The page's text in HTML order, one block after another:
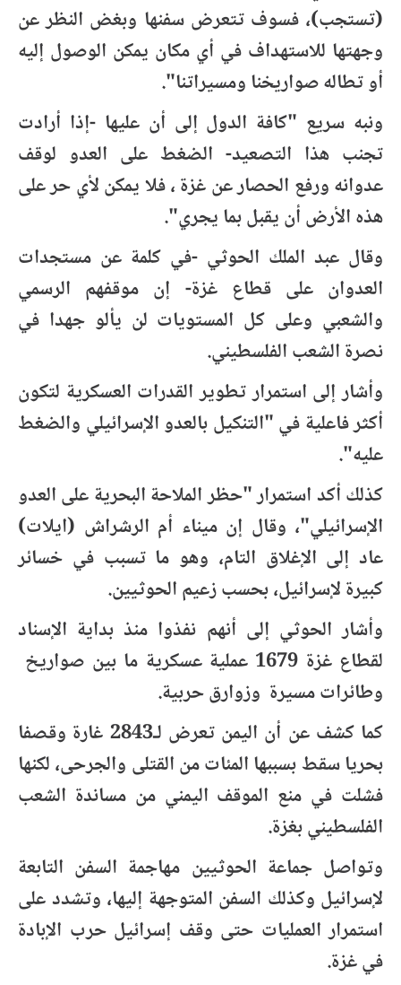
(تستجب)، فسوف تتعرض سفنها وبغض النظر عن
وجهتها للاستهداف في أي مكان يمكن الوصول إليه
أو تطاله صواريخنا ومسيراتنا".
ونبه سريع "كافة الدول إلى أن عليها -إذا أرادت
تجنب هذا التصعيد- الضغط على العدو لوقف
عدوانه ورفع الحصار عن غزة ، فلا يمكن لأي حر على
هذه الأرض أن يقبل بما يجري".
وقال عبد الملك الحوثي -في كلمة عن مستجدات
العدوان على قطاع غزة- إن موقفهم الرسمي
والشعبي وعلى كل المستويات لن يألو جهدا في
نصرة الشعب الفلسطيني.
وأشار إلى استمرار تطوير القدرات العسكرية لتكون
أكثر فاعلية في "التنكيل بالعدو الإسرائيلي والضغط
عليه".
كذلك أكد استمرار "حظر الملاحة البحرية على العدو
الإسرائيلي"، وقال إن ميناء أم الرشراش (ايلات)
عاد إلى الإغلاق التام، وهو ما تسبب في خسائر
كبيرة لإسرائيل، بحسب زعيم الحوثيين.
وأشار الحوثي إلى أنهم نفذوا منذ بداية الإسناد
لقطاع غزة 1679 عملية عسكرية ما بين صواريخ
وطائرات مسيرة وزوارق حربية.
كما كشف عن أن اليمن تعرض لـ2843 غارة وقصفا
بحريا سقط بسببها المئات من القتلى والجرحى، لكنها
فشلت في منع الموقف اليمني من مساندة الشعب
الفلسطيني بغزة.
وتواصل جماعة الحوثيين مهاجمة السفن التابعة
لإسرائيل وكذلك السفن المتوجهة إليها، وتشدد على
استمرار العمليات حتى وقف إسرائيل حرب الإبادة
في غزة.